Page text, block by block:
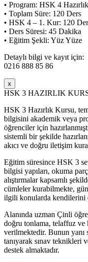
• Program: HSK 4
• Toplam Süre: 120 Ders
• HSK 4 – 1. Kur: 120
• Ders Süresi: 45 Dakika
• Eğitim Şekli: Yüz Yüze
Detaylı bilgi ve kayıt için:
0216 888 85 86
x
HSK 3 HAZIRLIK
HSK 3 Hazırlık Kursu,
bilgisini akademik veya
öğrenciler için
sistemli bir şekilde
akıcı ve doğru iletişim
Eğitim süresince HSK 3
bilgisi yapıları, okuma
alıştırmalar kapsamlı
cümleler kurabilmekte,
ilgili konularda kendilerini
Alanında uzman Çinli
doğru tonlama, telaffuz ve
verilmektedir. Bunun yanı
tanıyarak sınav teknikleri
destek almaktadır.